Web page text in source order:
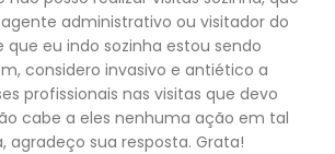
administrativo ou visitador do
que eu indo sozinha estou sendo
considero invasivo e antiético a
profissionais nas visitas que devo
cabe a eles nenhuma ação em tal
agradeço sua resposta. Grata!